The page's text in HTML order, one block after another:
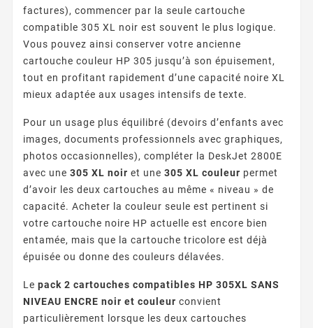
factures), commencer par la seule cartouche
compatible 305 XL noir est souvent le plus logique.
Vous pouvez ainsi conserver votre ancienne
cartouche couleur HP 305 jusqu’à son épuisement,
tout en profitant rapidement d’une capacité noire XL
mieux adaptée aux usages intensifs de texte.
Pour un usage plus équilibré (devoirs d’enfants avec
images, documents professionnels avec graphiques,
photos occasionnelles), compléter la DeskJet 2800E
avec une 305 XL noir et une 305 XL couleur permet
d’avoir les deux cartouches au même « niveau » de
capacité. Acheter la couleur seule est pertinent si
votre cartouche noire HP actuelle est encore bien
entamée, mais que la cartouche tricolore est déjà
épuisée ou donne des couleurs délavées.
Le pack 2 cartouches compatibles HP 305XL SANS
NIVEAU ENCRE noir et couleur convient
particulièrement lorsque les deux cartouches